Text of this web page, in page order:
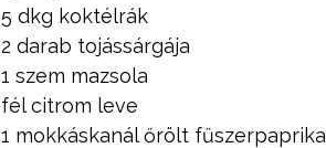
5 dkg koktélrák
2 darab tojássárgája
1 szem mazsola
fél citrom leve
1 mokkáskanál őrölt fűszerpaprika